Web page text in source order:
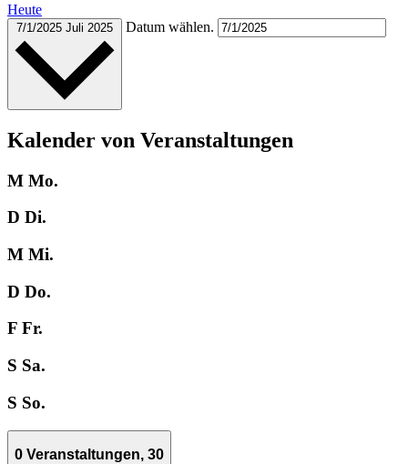
Heute
7/1/2025 Juli 2025 Datum wählen.
Kalender von Veranstaltungen
M Mo.
D Di.
M Mi.
D Do.
F Fr.
S Sa.
S So.
0 Veranstaltungen, 30